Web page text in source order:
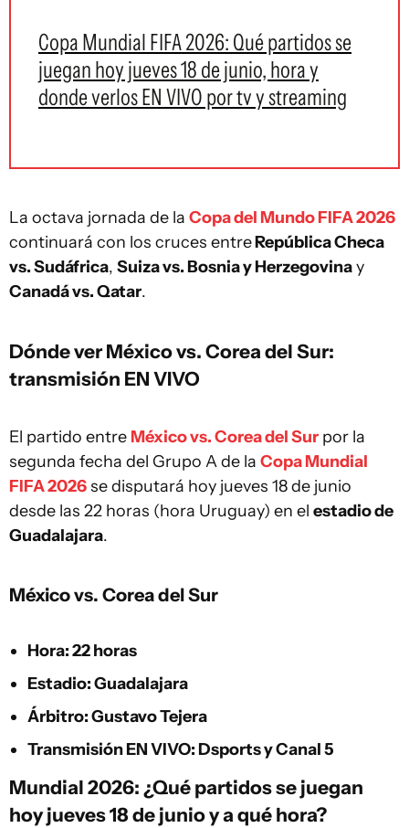
Copa Mundial FIFA 2026: Qué partidos se
juegan hoy jueves 18 de junio, hora y
donde verlos EN VIVO por tv y streaming
La octava jornada de la Copa del Mundo FIFA 2026
continuará con los cruces entreRepública Checa
vs. Sudáfrica, Suiza vs. Bosnia y Herzegovinay
Canadá vs. Qatar.
Dónde ver México vs. Corea del Sur:
transmisión EN VIVO
El partido entre México vs. Corea del Sur por la
segunda fecha del Grupo A de la Copa Mundial
FIFA 2026se disputará hoy jueves 18 de junio
desde las 22 horas (hora Uruguay) en el estadio de
Guadalajara.
México vs. Corea del Sur
Hora: 22 horas
Estadio: Guadalajara
Árbitro: Gustavo Tejera
Transmisión EN VIVO: Dsports y Canal 5
Mundial 2026: ¿Qué partidos se juegan
hoy jueves 18 de junio y a qué hora?